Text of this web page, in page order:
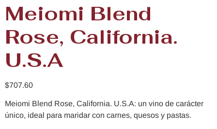
Meiomi Blend
Rose, California.
U.S.A
$707.60
Meiomi Blend Rose, California. U.S.A: un vino de carácter
único, ideal para maridar con carnes, quesos y pastas.